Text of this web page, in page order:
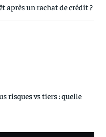
après un rachat de crédit ?
risques vs tiers : quelle